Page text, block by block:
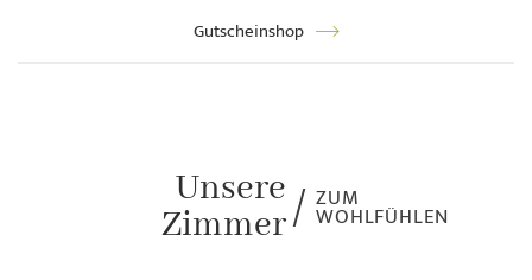
Gutscheinshop
Unsere
Zimmer
ZUM
WOHLFÜHLEN